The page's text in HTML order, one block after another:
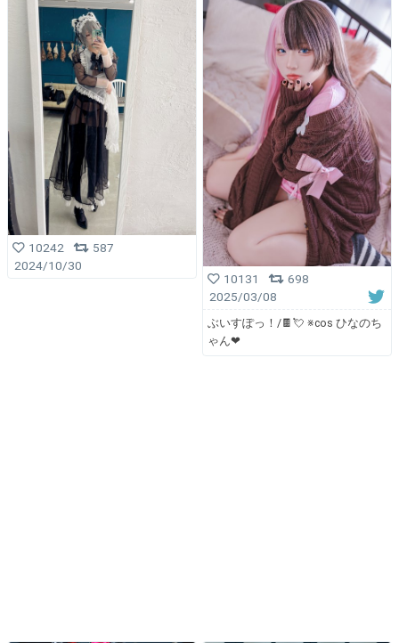
10242
587
2024/10/30
10131
698
2025/03/08
ぶいすぽっ！/🍫💘 ※cos ひなのち
ゃん❤︎